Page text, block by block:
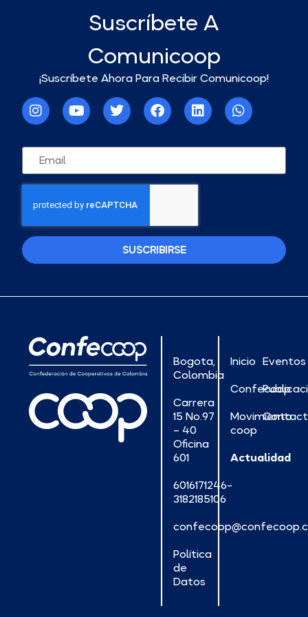
Suscríbete A
Comunicoop
¡Suscríbete Ahora Para Recibir Comunicoop!
SUSCRIBIRSE
Bogota,
Colombia
Carrera
15 No.97
– 40
Oficina
601
6016171246-
3182185106
Política
de
Datos
Inicio
Confecoop
Movimiento
coop
Actualidad
Eventos